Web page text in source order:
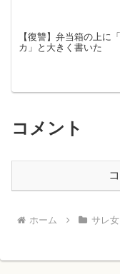
【復讐】弁当箱の上に
カ」と大きく書いた
コメント
ホーム サレ女